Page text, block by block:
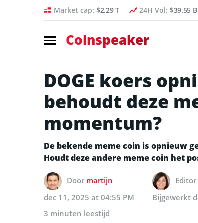
Market cap: $2.29 T 24H Vol: $39.55 B
Coinspeaker
DOGE koers
behoudt deze
momentum?
De bekende meme coin is opnieuw
Houdt deze andere meme coin het
Door martijn Editor
dec 11, 2025 at 04:55 PM
Bijgewerkt
3 minuten leestijd